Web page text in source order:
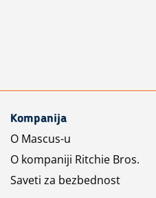
Kompanija
O Mascus-u
O kompaniji Ritchie Bros.
Saveti za bezbednost